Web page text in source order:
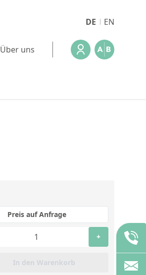
DE EN
Über uns
Preis auf Anfrage
+
In den Warenkorb